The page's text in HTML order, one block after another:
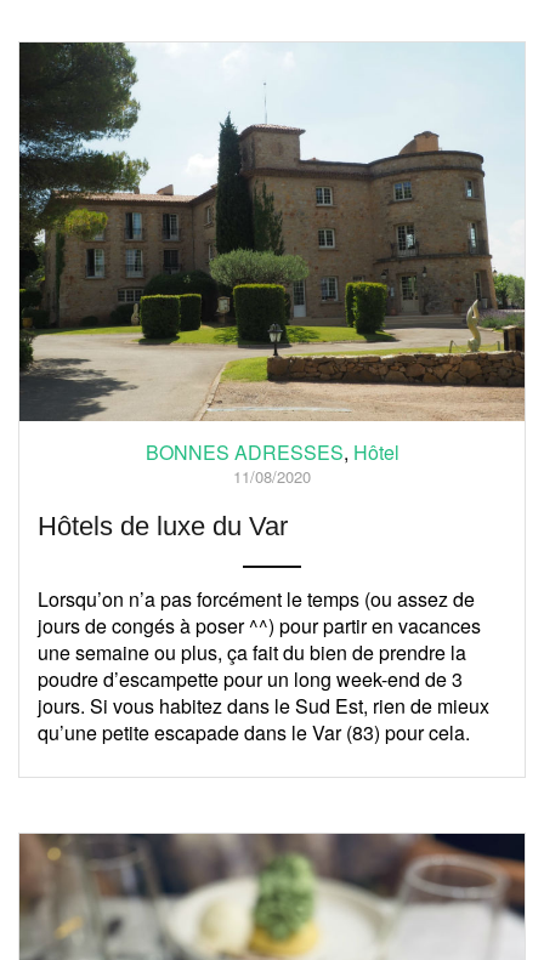
BONNES ADRESSES, Hôtel
11/08/2020
Hôtels de luxe du Var
Lorsqu’on n’a pas forcément le temps (ou assez de
jours de congés à poser ^^) pour partir en vacances
une semaine ou plus, ça fait du bien de prendre la
poudre d’escampette pour un long week-end de 3
jours. Si vous habitez dans le Sud Est, rien de mieux
qu’une petite escapade dans le Var (83) pour cela.